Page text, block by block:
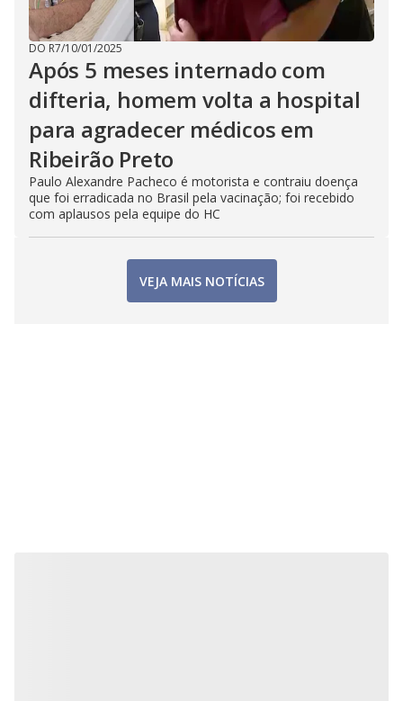
DO R7/10/01/2025
Após 5 meses internado com
difteria, homem volta a hospital
para agradecer médicos em
Ribeirão Preto
Paulo Alexandre Pacheco é motorista e contraiu doença
que foi erradicada no Brasil pela vacinação; foi recebido
com aplausos pela equipe do HC
VEJA MAIS NOTÍCIAS